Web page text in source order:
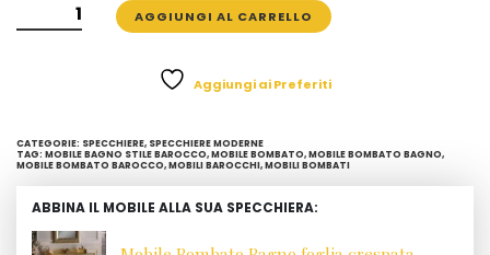
SPECCHIO
DECORATO
AGGIUNGI AL CARRELLO
Aggiungi ai Preferiti
CATEGORIE: SPECCHIERE, SPECCHIERE MODERNE
TAG: MOBILE BAGNO STILE BAROCCO,MOBILE BOMBATO,MOBILE BOMBATO BAGNO,
MOBILE BOMBATO BAROCCO,MOBILI BAROCCHI,MOBILI BOMBATI
ABBINA IL MOBILE ALLA SUA SPECCHIERA: